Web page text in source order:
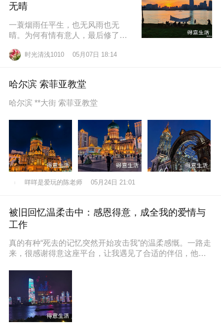
无晴
一蓑烟雨任平生，也无风雨也无
晴。为何有情有意人，最后修了无
却有情。莫道桑榆晚，为霞尚满
时光清浅1010 05月07日 18:14
哈尔滨 索菲亚教堂
哈尔滨 **大街 索菲亚教堂
咩咩是爱玩的陈老师 05月24日 21:01
被旧回忆温柔击中：感恩得意，成全我的爱情与
工作
真的有种“死去的记忆突然开始攻击我”的温柔感慨。一路走
来，很感谢得意这座平台，让我遇见了合适的伴侣，他也